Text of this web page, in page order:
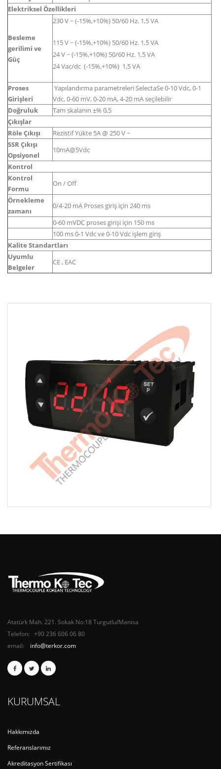
Elektriksel Özellikleri
Besleme
gerilimi ve
Güç
230 V ~ (-15%,+10%) 50/60 Hz. 1,5 VA
115 V ~ (-15%,+10%) 50/60 Hz. 1,5 VA
24 V ~ (-15%,+10%) 50/60 Hz. 1,5 VA
24 Vac/dc (-15%,+10%) 1,5 VA
Proses
Girişleri
Yapılandırma parametreleri SelectaSe 0-10 Vdc, 0-1
Vdc, 0-60 mV, 0-20 mA, 4-20 mA seçilebilir
Doğruluk
Tam skalanın ±% 0,5
Çıkışlar
Röle Çıkışı
Rezistif Yükte 5A @ 250 V ~
SSR Çıkışı
Opsiyonel
10mA@5Vdc
Kontrol
Kontrol
Formu
On / Off
Örnekleme
zamanı
0/4-20 mA Proses giriş için 240 ms
0-60 mVDC proses girişi için 150 ms
100 ms 0-1 Vdc ve 0-10 Vdc işlem giriş
Kalite Standartları
Uyumlu
Belgeler
CE , EAC
Atatürk Mah. 221. Sokak No:18 Turgutlu/Manisa
Telefon: +90 236 606 06 80
email: info@terkor.com
KURUMSAL
Hakkımızda
Referanslarımız
Akreditasyon Sertifikası